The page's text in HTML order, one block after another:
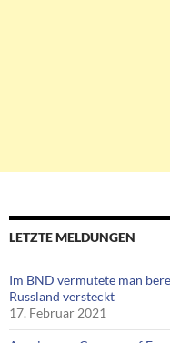
LETZTE MELDUNGEN
Im BND vermutete man
Russland versteckt
17. Februar 2021